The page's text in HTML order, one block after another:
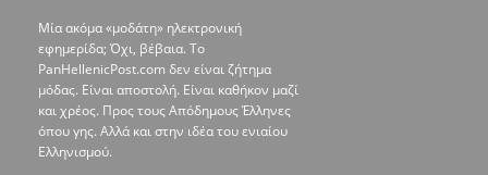
Μία ακόμα «μοδάτη» ηλεκτρονική
εφημερίδα; Όχι, βέβαια. To
PanHellenicPost.com δεν είναι ζήτημα
μόδας. Είναι αποστολή. Είναι καθήκον μαζί
και χρέος. Προς τους Απόδημους Έλληνες
όπου γης. Αλλά και στην ιδέα του ενιαίου
Ελληνισμού.